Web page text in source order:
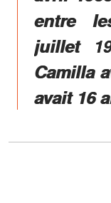
entre
juillet
Camilla
avait 16